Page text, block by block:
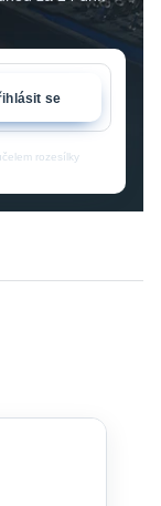
se
rozesílky